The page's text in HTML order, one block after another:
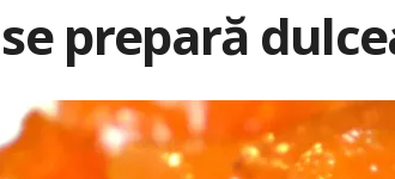
prepară